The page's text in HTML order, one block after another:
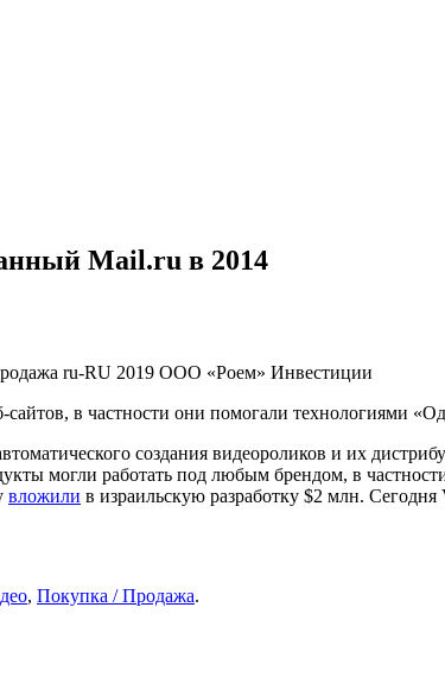
Mail.ru в 2014
ru-RU 2019 ООО «Роем» Инвестиции
в частности они помогали технологиями
создания видеороликов и их
могли работать под любым брендом, в
вложили в израильскую разработку $2 млн.
, Покупка / Продажа.